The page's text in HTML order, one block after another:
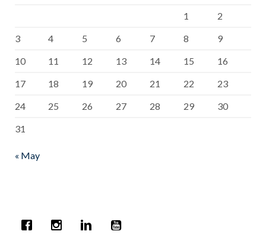
1
2
3
4 5 6 7 8
9
10
11 12 13 14 15
16
17
18 19 20 21 22
23
24
25 26 27 28 29
30
31
« May